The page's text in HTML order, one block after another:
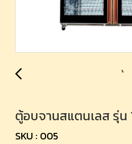
ตู้อบจานสแตนเลส รุ่น
SKU : 005